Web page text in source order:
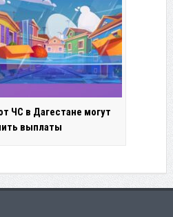
ЧС в Дагестане могут
выплаты